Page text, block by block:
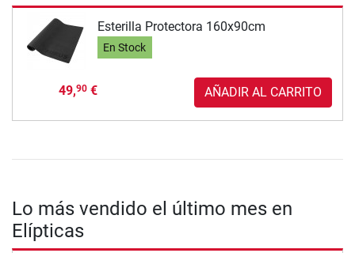
Esterilla Protectora 160x90cm
En Stock
49,90€ AÑADIR AL CARRITO
Lo más vendido el último mes en
Elípticas